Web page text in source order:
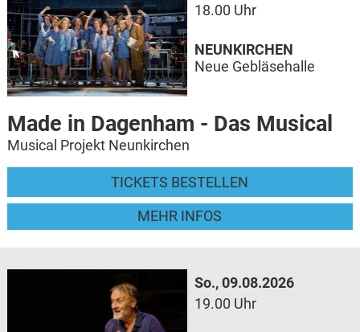
18.00 Uhr
Made in Dagenham - Das Musical
Musical Projekt Neunkirchen
TICKETS BESTELLEN
MEHR INFOS
NEUNKIRCHEN
Neue Gebläsehalle
So., 09.08.2026
19.00 Uhr